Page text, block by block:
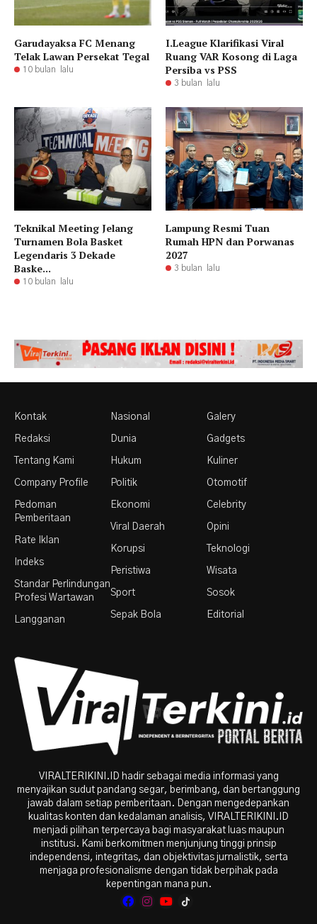
Garudayaksa FC Menang
Telak Lawan Persekat Tegal
10 bulan lalu
I.League Klarifikasi Viral
Ruang VAR Kosong di Laga
Persiba vs PSS
3 bulan lalu
Teknikal Meeting Jelang
Turnamen Bola Basket
Legendaris 3 Dekade
Baske...
10 bulan lalu
Lampung Resmi Tuan
Rumah HPN dan Porwanas
2027
3 bulan lalu
Kontak
Redaksi
Tentang Kami
Company Profile
Pedoman
Pemberitaan
Rate Iklan
Indeks
Standar Perlindungan
Profesi Wartawan
Langganan
Nasional
Dunia
Hukum
Politik
Ekonomi
Viral Daerah
Korupsi
Peristiwa
Sport
Sepak Bola
Galery
Gadgets
Kuliner
Otomotif
Celebrity
Opini
Teknologi
Wisata
Sosok
Editorial
VIRALTERIKINI.ID hadir sebagai media informasi yang
menyajikan sudut pandang segar, berimbang, dan bertanggung
jawab dalam setiap pemberitaan. Dengan mengedepankan
kualitas konten dan kedalaman analisis, VIRALTERIKINI.ID
menjadi pilihan terpercaya bagi masyarakat luas maupun
institusi. Kami berkomitmen menjunjung tinggi prinsip
independensi, integritas, dan objektivitas jurnalistik, serta
menjaga profesionalisme dengan tidak berpihak pada
kepentingan mana pun.